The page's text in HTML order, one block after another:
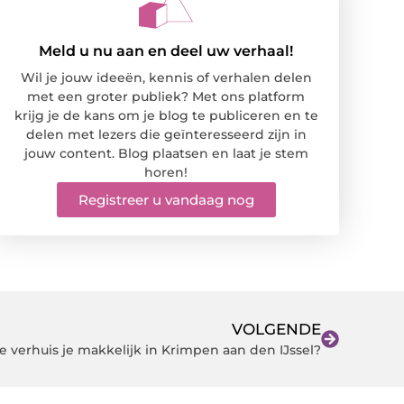
Meld u nu aan en deel uw verhaal!
Wil je jouw ideeën, kennis of verhalen delen
met een groter publiek? Met ons platform
krijg je de kans om je blog te publiceren en te
delen met lezers die geïnteresseerd zijn in
jouw content. Blog plaatsen en laat je stem
horen!
Registreer u vandaag nog
VOLGENDE
verhuis je makkelijk in Krimpen aan den IJssel?